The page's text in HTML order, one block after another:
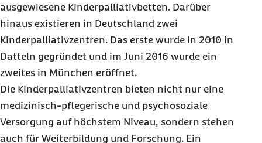
ausgewiesene Kinderpalliativbetten. Darüber
hinaus existieren in Deutschland zwei
Kinderpalliativzentren. Das erste wurde in 2010 in
Datteln gegründet und im Juni 2016 wurde ein
zweites in München eröffnet.
Die Kinderpalliativzentren bieten nicht nur eine
medizinisch-pflegerische und psychosoziale
Versorgung auf höchstem Niveau, sondern stehen
auch für Weiterbildung und Forschung. Ein